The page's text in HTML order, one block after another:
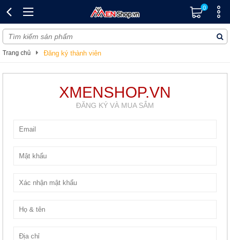
0
Trang chủ Đăng ký thành viên
XMENSHOP.VN
ĐĂNG KÝ VÀ MUA SẮM